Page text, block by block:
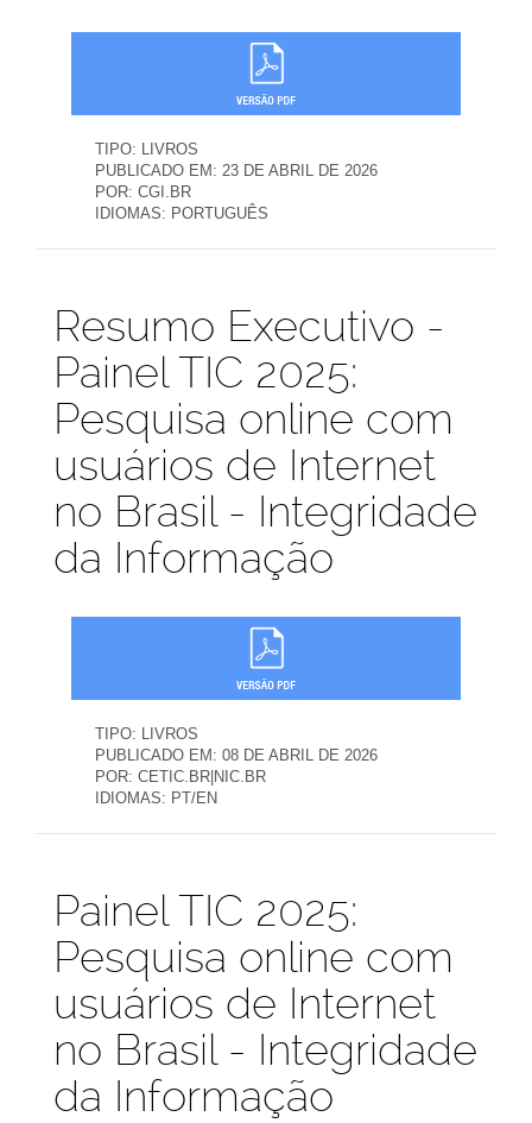
TIPO: LIVROS
PUBLICADO EM: 23 DE ABRIL DE 2026
POR: CGI.BR
IDIOMAS: PORTUGUÊS
Publicações
Resumo Executivo -
Painel TIC 2025:
Pesquisa online com
usuários de Internet
no Brasil - Integridade
da Informação
TIPO: LIVROS
PUBLICADO EM: 08 DE ABRIL DE 2026
POR: CETIC.BR|NIC.BR
IDIOMAS: PT/EN
Publicações
Painel TIC 2025:
Pesquisa online com
usuários de Internet
no Brasil - Integridade
da Informação